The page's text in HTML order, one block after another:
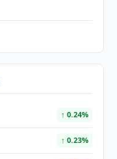
↑ 0.24%
↑ 0.23%